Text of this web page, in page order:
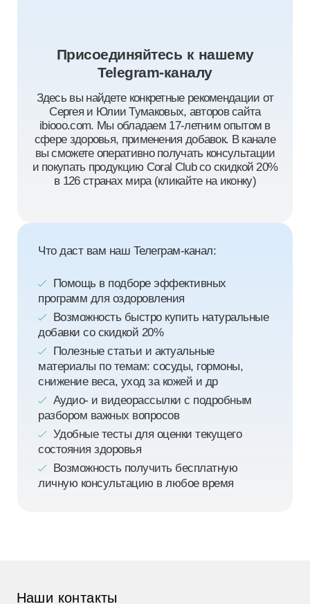
Присоединяйтесь к нашему
Telegram-каналу
Здесь вы найдете конкретные рекомендации от
Сергея и Юлии Тумаковых, авторов сайта
ibiooo.com. Мы обладаем 17-летним опытом в
сфере здоровья, применения добавок. В канале
вы сможете оперативно получать консультации
и покупать продукцию Coral Club со скидкой 20%
в 126 странах мира (кликайте на иконку)
Что даст вам наш Телеграм-канал:
Помощь в подборе эффективных
программ для оздоровления
Возможность быстро купить натуральные
добавки со скидкой 20%
Полезные статьи и актуальные
материалы по темам: сосуды, гормоны,
снижение веса, уход за кожей и др
Аудио- и видеорассылки с подробным
разбором важных вопросов
Удобные тесты для оценки текущего
состояния здоровья
Возможность получить бесплатную
личную консультацию в любое время
Наши контакты